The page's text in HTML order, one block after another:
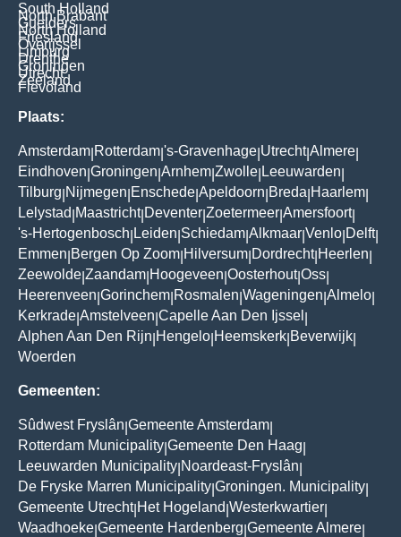
South Holland
North Brabant
Guelders
North Holland
Friesland
Overijssel
Limburg
Drenthe
Groningen
Utrecht
Zeeland
Flevoland
Plaats:
Amsterdam Rotterdam 's-Gravenhage Utrecht|Almere
Eindhoven Groningen Arnhem Zwolle Leeuwarden
Tilburg Nijmegen Enschede Apeldoorn Breda Haarlem
Lelystad Maastricht| Deventer Zoetermeer Amersfoort|
's-Hertogenbosch Leiden Schiedam Alkmaar Venlo Delft|
Emmen Bergen Op Zoom Hilversum Dordrecht| Heerlen
Zeewolde Zaandam Hoogeveen Oosterhout|Oss
Heerenveen Gorinchem Rosmalen Wageningen Almelo
Kerkrade Amstelveen Capelle Aan Den Ijssel
Alphen Aan Den Rijn Hengelo Heemskerk Beverwijk
Woerden
Gemeenten:
Sûdwest Fryslân Gemeente Amsterdam
Rotterdam Municipality Gemeente Den Haag
Leeuwarden Municipality Noardeast-Fryslân
De Fryske Marren Municipality Groningen. Municipality
Gemeente Utrecht| Het Hogeland Westerkwartier
Waadhoeke Gemeente Hardenberg Gemeente Almere